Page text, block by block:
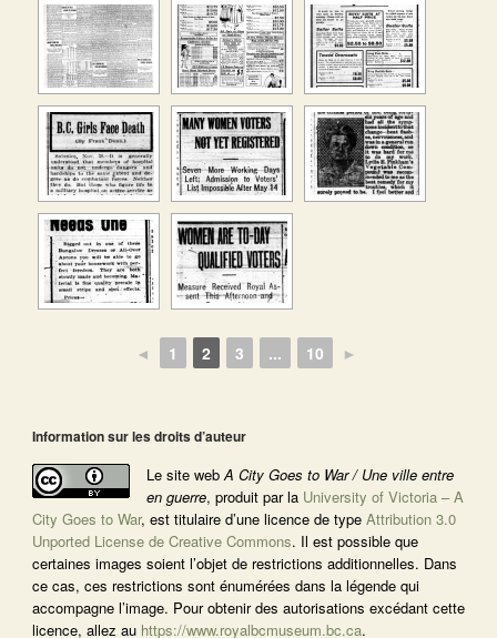
◄ 1 2 3 ... 10 ►
Information sur les droits d’auteur
Le site webA City Goes to War / Une ville entre
en guerre, produit par la University of Victoria – A
City Goes to War, est titulaire d’une licence de type Attribution 3.0
Unported License de Creative Commons. Il est possible que
certaines images soient l’objet de restrictions additionnelles. Dans
ce cas, ces restrictions sont énumérées dans la légende qui
accompagne l’image. Pour obtenir des autorisations excédant cette
licence, allez au https://www.royalbcmuseum.bc.ca.